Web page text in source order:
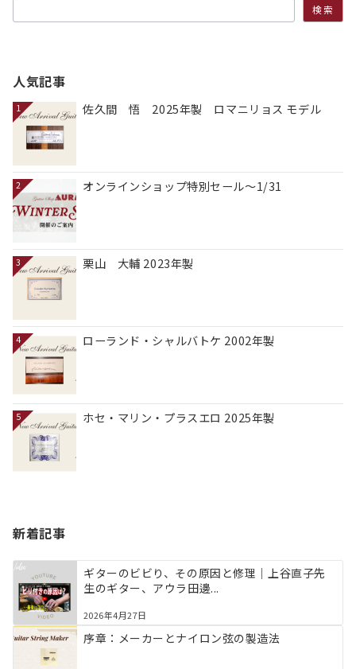
検索
人気記事
1 佐久間 悟 2025年製 ロマニリョス モデル
2 オンラインショップ特別セール～1/31
3 栗山 大輔 2023年製
4 ローランド・シャルバトケ 2002年製
5 ホセ・マリン・プラスエロ 2025年製
新着記事
ギターのビビり、その原因と修理｜上谷直子先
生のギター、アウラ田邊...
2026年4月27日
序章：メーカーとナイロン弦の製造法